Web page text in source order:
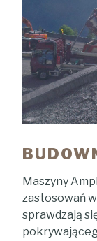
Maszyny
zastosowań
sprawdzają